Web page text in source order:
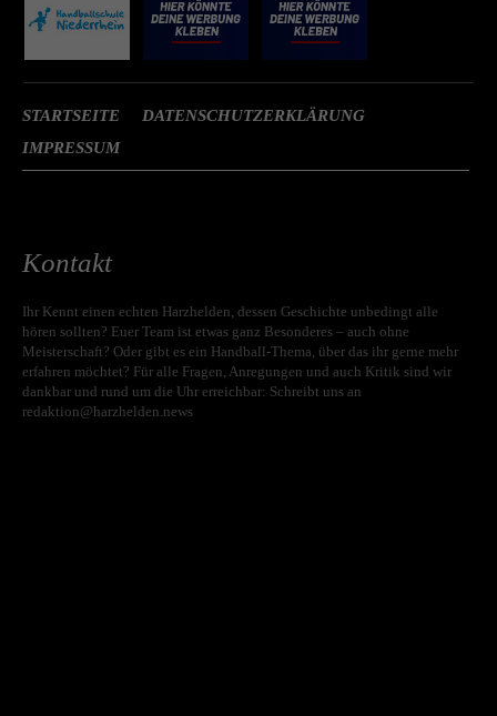
STARTSEITE
DATENSCHUTZERKLÄRUNG
IMPRESSUM
Kontakt
Ihr Kennt einen echten Harzhelden, dessen Geschichte unbedingt alle
hören sollten? Euer Team ist etwas ganz Besonderes – auch ohne
Meisterschaft? Oder gibt es ein Handball-Thema, über das ihr gerne mehr
erfahren möchtet? Für alle Fragen, Anregungen und auch Kritik sind wir
dankbar und rund um die Uhr erreichbar: Schreibt uns an
redaktion@harzhelden.news